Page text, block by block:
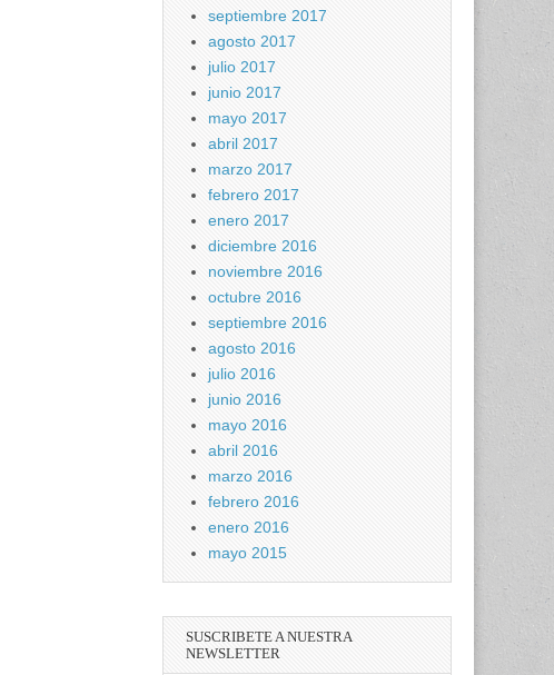
septiembre 2017
agosto 2017
julio 2017
junio 2017
mayo 2017
abril 2017
marzo 2017
febrero 2017
enero 2017
diciembre 2016
noviembre 2016
octubre 2016
septiembre 2016
agosto 2016
julio 2016
junio 2016
mayo 2016
abril 2016
marzo 2016
febrero 2016
enero 2016
mayo 2015
SUSCRIBETE A NUESTRA
NEWSLETTER